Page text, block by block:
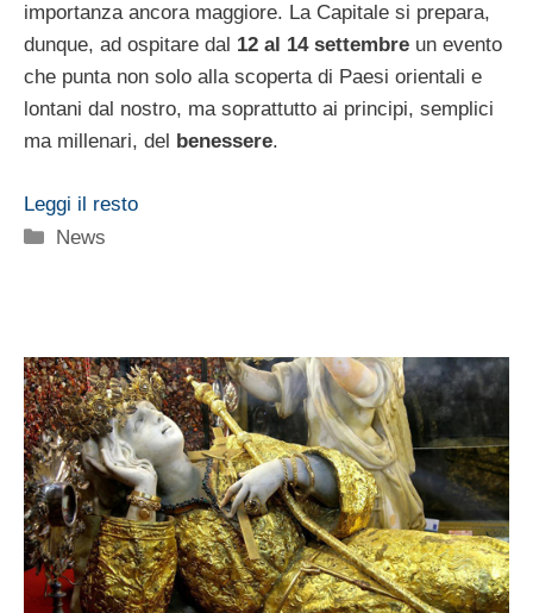
importanza ancora maggiore. La Capitale si prepara,
dunque, ad ospitare dal 12 al 14 settembre un evento
che punta non solo alla scoperta di Paesi orientali e
lontani dal nostro, ma soprattutto ai principi, semplici
ma millenari, del benessere.
Leggi il resto
Categorie
News